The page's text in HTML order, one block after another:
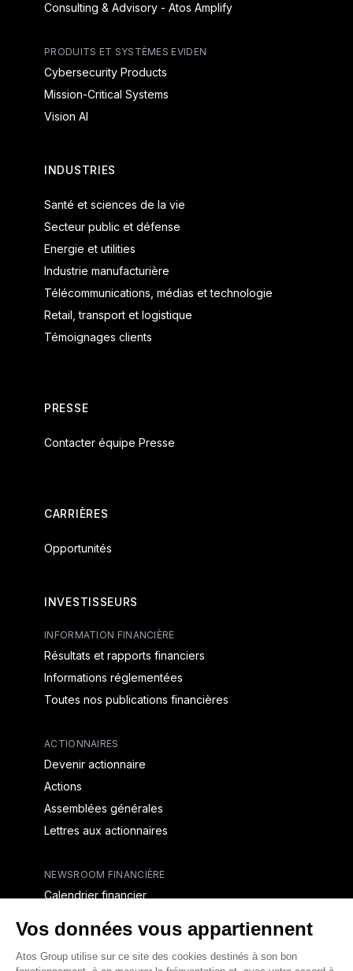
Consulting & Advisory - Atos Amplify
PRODUITS ET SYSTÈMES EVIDEN
Cybersecurity Products
Mission-Critical Systems
Vision AI
INDUSTRIES
Santé et sciences de la vie
Secteur public et défense
Energie et utilities
Industrie manufacturière
Télécommunications, médias et technologie
Retail, transport et logistique
Témoignages clients
PRESSE
Contacter équipe Presse
CARRIÈRES
Opportunités
INVESTISSEURS
INFORMATION FINANCIÈRE
Résultats et rapports financiers
Informations réglementées
Toutes nos publications financières
ACTIONNAIRES
Devenir actionnaire
Actions
Assemblées générales
Lettres aux actionnaires
NEWSROOM FINANCIÈRE
Calendrier financier
CAPITAL & DETTE